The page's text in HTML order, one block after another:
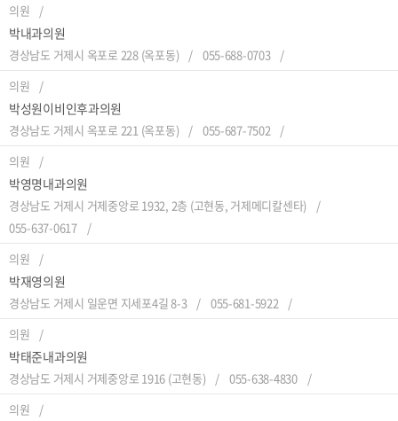
의원
박내과의원
경상남도 거제시 옥포로 228 (옥포동)
055-688-0703
의원
박성원이비인후과의원
경상남도 거제시 옥포로 221 (옥포동)
055-687-7502
의원
박영명내과의원
경상남도 거제시 거제중앙로 1932, 2층 (고현동, 거제메디칼센타)
055-637-0617
의원
박재영의원
경상남도 거제시 일운면 지세포4길 8-3
055-681-5922
의원
박태준내과의원
경상남도 거제시 거제중앙로 1916 (고현동)
055-638-4830
의원